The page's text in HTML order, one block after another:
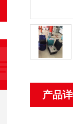
产品